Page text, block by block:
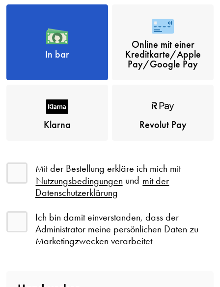
In bar
Online mit einer
Kreditkarte/Apple
Pay/Google Pay
Klarna Revolut Pay
Mit der Bestellung erkläre ich mich mit
Nutzungsbedingungen und mit der
Datenschutzerklärung
Ich bin damit einverstanden, dass der
Administrator meine persönlichen Daten zu
Marketingzwecken verarbeitet